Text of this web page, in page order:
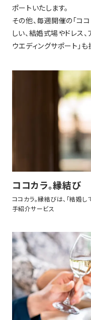
ポートいたします。
その他、毎週開催の「コ
しい、結婚式場やドレス
ウエディングサポート」も
ココカラ。縁結び
ココカラ。縁結びは、「結婚
手紹介サービス